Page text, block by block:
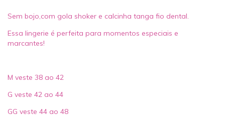
Sem bojo,com gola shoker e calcinha tanga fio dental.
Essa lingerie é perfeita para momentos especiais e
marcantes!
M veste 38 ao 42
G veste 42 ao 44
GG veste 44 ao 48